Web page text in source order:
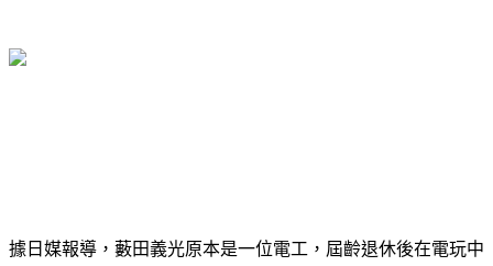
據日媒報導，藪田義光原本是一位電工，屆齡退休後在電玩中